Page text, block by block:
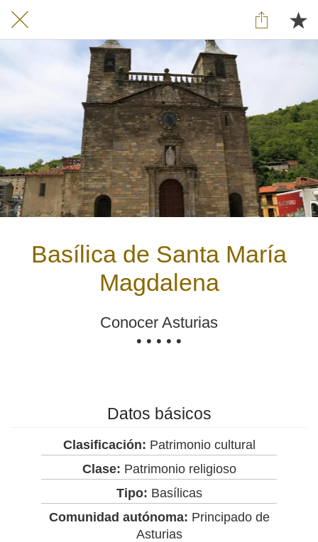
Basílica de Santa María
Magdalena
Conocer Asturias
• • • • •
Datos básicos
Clasificación: Patrimonio cultural
Clase: Patrimonio religioso
Tipo: Basílicas
Comunidad autónoma: Principado de
Asturias